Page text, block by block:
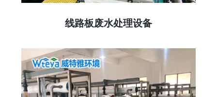
线路板废水处理设备